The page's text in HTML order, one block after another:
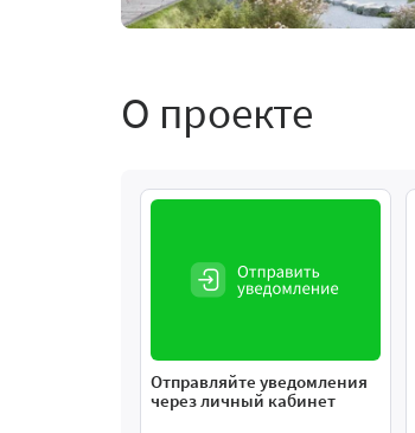
О проекте
Отправляйте уведомления
через личный кабинет